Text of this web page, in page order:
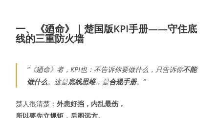
一、《廼命》｜楚国版KPI手册——守住底
线的三重防火墙
“《廼命》者，KPI也：不告诉你要做什么，只告诉你不能
做什么。这是底线思维，是合规手册。”
楚人很清楚：外患好挡，内乱最伤，
所以要先立规矩，后图远方。